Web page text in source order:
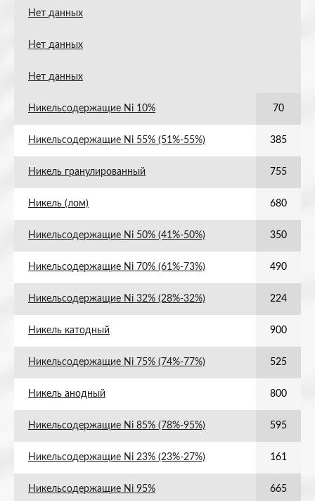
Нет данных
Нет данных
Нет данных
Никельсодержащие Ni 10% 70
Никельсодержащие Ni 55% (51%-55%) 385
Никель гранулированный 755
Никель (лом) 680
Никельсодержащие Ni 50% (41%-50%) 350
Никельсодержащие Ni 70% (61%-73%) 490
Никельсодержащие Ni 32% (28%-32%) 224
Никель катодный 900
Никельсодержащие Ni 75% (74%-77%) 525
Никель анодный 800
Никельсодержащие Ni 85% (78%-95%) 595
Никельсодержащие Ni 23% (23%-27%) 161
Никельсодержащие Ni 95% 665